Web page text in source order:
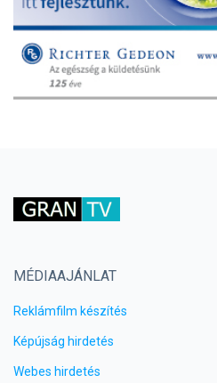
MÉDIAAJÁNLAT
Reklámfilm készítés
Képújság hirdetés
Webes hirdetés